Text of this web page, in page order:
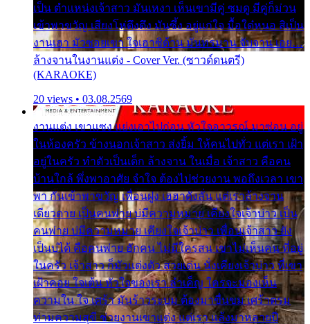
เป็น ตำแหน่งเจ้าสาว มันเหงา เห็นเขามีคู่ ซมดู มีคู่ก็ม่วน
เข้าพาขวัญ เสียงโห่ตึงตึง มันซึ้ง อยู่แก่ใจ มื้อใด๋หนอ สิเป็น
งานเฮา มัวซอยเขา ใจเฮาซิด้าน มันทรมาน จับจาน เอย…
ล้างจานในงานแต่ง - Cover Ver. (ซาวด์ดนตรี)
(KARAOKE)
20 views • 03.08.2569
งานแต่ง เขาแซง แย่งเอาไปก่อน หัวใจอาวรณ์ มาซ่อน อยู่
ในห้องครัว ข้างนอกเจ้าสาว ส่งยิ้ม ให้คนไปทั่ว แต่เรา เฝ้า
อยู่ในครัว ทำตัวเป็นเด็ก ล้างจาน ในเมื่อ เจ้าสาว คือคน
บ้านใกล้ พึ่งพาอาศัย จำใจ ต้องไปช่วยงาน พอถึงเวลา เขา
พา กันเข้าพาขวัญ เพื่อนฝูง เฮฮาดังลั่น แต่เราล้างจาน
เดียวดาย เป็นคนพ่าย บ่มีความหมาย เคียงใจเจ้าบ่าว เป็น
คนพ่าย บ่มีความหมาย เคียงใจเจ้าบ่าว เพื่อนเจ้าสาว ยัง
เป็นบ่ได้ คือคนพ่าย ฮักคน ไม่มีใครสน เขาไม่เห็นคน ที่อยู่
ในครัว เจ้าสาว ก็มัวแต่งตัว สวยเด่น นั่งเคียงเจ้าบ่าว ที่เขา
เฝ้าคอย ใจเต้น หัวใจของเรา ลำเค็ญ ใครจะมองเห็น
ความใน ใจ เศร้า มันร้าวระบม ต้องมาขื่นขม เศร้าตรม
ท่ามความสุขี ช่วยงานเขาแต่ง แต่เรา แล้งมาหลายปี